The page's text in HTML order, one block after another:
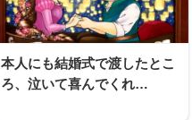
本人にも結婚式で渡したとこ
ろ、泣いて喜んでくれ…